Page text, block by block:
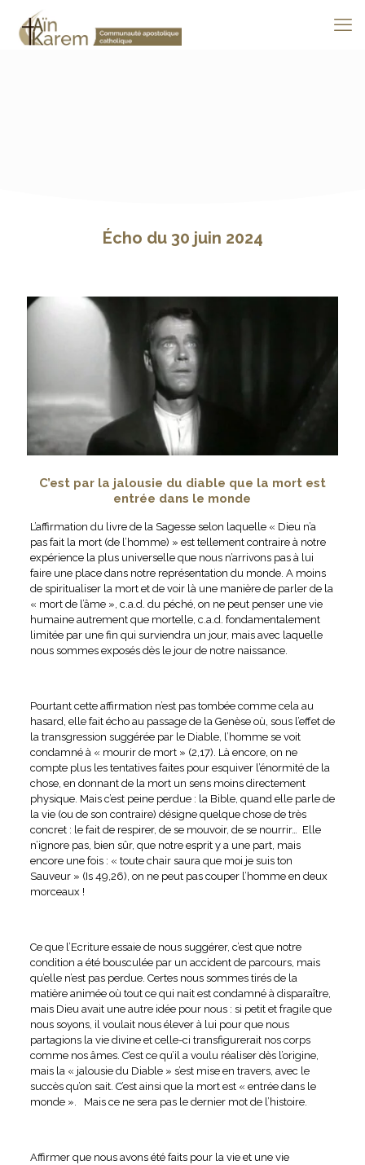
Écho du 30 juin 2024
C’est par la jalousie du diable que la mort est
entrée dans le monde
L’affirmation du livre de la Sagesse selon laquelle « Dieu n’a
pas fait la mort (de l’homme) » est tellement contraire à notre
expérience la plus universelle que nous n’arrivons pas à lui
faire une place dans notre représentation du monde. A moins
de spiritualiser la mort et de voir là une manière de parler de la
« mort de l’âme », c.a.d. du péché, on ne peut penser une vie
humaine autrement que mortelle, c.a.d. fondamentalement
limitée par une fin qui surviendra un jour, mais avec laquelle
nous sommes exposés dès le jour de notre naissance.
Pourtant cette affirmation n’est pas tombée comme cela au
hasard, elle fait écho au passage de la Genèse où, sous l’effet de
la transgression suggérée par le Diable, l’homme se voit
condamné à « mourir de mort » (2,17). Là encore, on ne
compte plus les tentatives faites pour esquiver l’énormité de la
chose, en donnant de la mort un sens moins directement
physique. Mais c’est peine perdue : la Bible, quand elle parle de
la vie (ou de son contraire) désigne quelque chose de très
concret : le fait de respirer, de se mouvoir, de se nourrir… Elle
n’ignore pas, bien sûr, que notre esprit y a une part, mais
encore une fois : « toute chair saura que moi je suis ton
Sauveur » (Is 49,26), on ne peut pas couper l’homme en deux
morceaux !
Ce que l’Ecriture essaie de nous suggérer, c’est que notre
condition a été bousculée par un accident de parcours, mais
qu’elle n’est pas perdue. Certes nous sommes tirés de la
matière animée où tout ce qui nait est condamné à disparaître,
mais Dieu avait une autre idée pour nous : si petit et fragile que
nous soyons, il voulait nous élever à lui pour que nous
partagions la vie divine et celle-ci transfigurerait nos corps
comme nos âmes. C’est ce qu’il a voulu réaliser dès l’origine,
mais la « jalousie du Diable » s’est mise en travers, avec le
succès qu’on sait. C’est ainsi que la mort est « entrée dans le
monde ». Mais ce ne sera pas le dernier mot de l’histoire.
Affirmer que nous avons été faits pour la vie et une vie